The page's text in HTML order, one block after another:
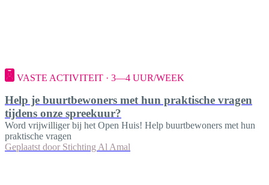
VASTE ACTIVITEIT · 3—4 UUR/WEEK
Help je buurtbewoners met hun praktische vragen
tijdens onze spreekuur?
Word vrijwilliger bij het Open Huis! Help buurtbewoners met hun
praktische vragen
Geplaatst door Stichting Al Amal